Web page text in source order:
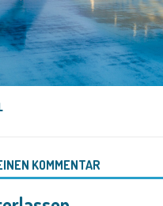
KOMMENTAR